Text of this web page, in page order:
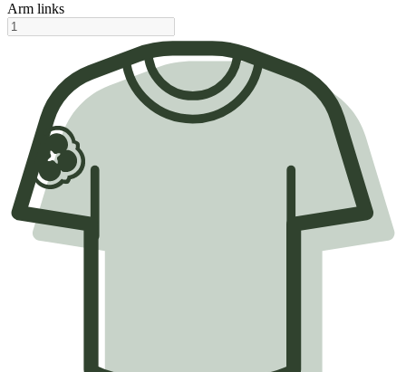
Arm links